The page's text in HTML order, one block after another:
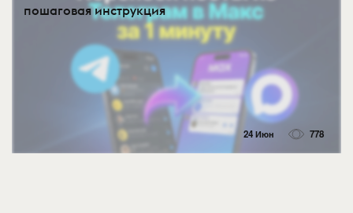
пошаговая инструкция
24 Июн 778